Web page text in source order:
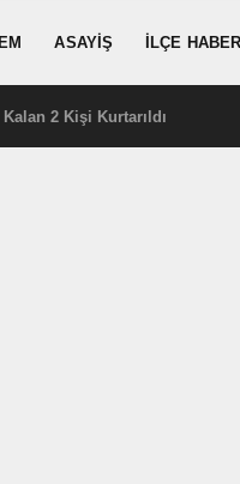
ASAYIŞ İLÇE
2 Kişi Kurtarıldı